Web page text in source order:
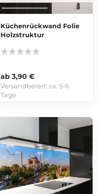
Küchenrückwand Folie
Holzstruktur
ab 3,90 €
Versandbereit:ca. 5-6
Tage